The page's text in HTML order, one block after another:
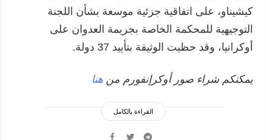
كيشيناو، على اتفاقية جزئية موسعة بشأن اللجنة
التوجيهية للمحكمة الخاصة بجريمة العدوان على
أوكرانيا، وقد حظيت الوثيقة بتأييد 37 دولة.
يمكنكم شراء صور أوكرإنفورم منهنا
القراءة بالكامل